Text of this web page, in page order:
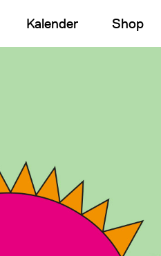
Kalender Shop